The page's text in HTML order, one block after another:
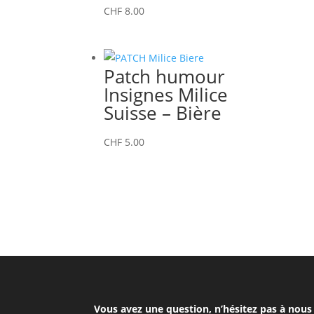
CHF 8.00
Patch humour
Insignes Milice
Suisse – Bière
CHF 5.00
Vous avez une question, n’hésitez pas à nous